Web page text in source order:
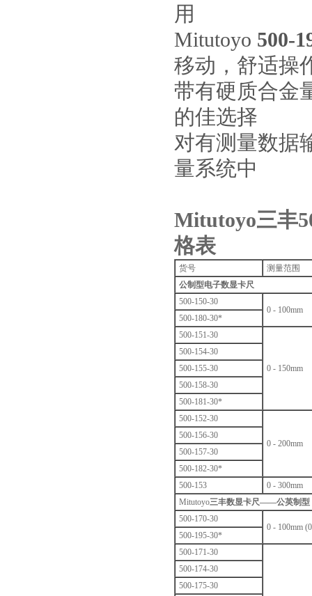
用
Mitutoyo 500-
移动，舒适操
带有硬质合金
的佳选择
对有测量数据
量系统中
Mitutoyo三丰
格表
货号
测量范围
公制型电子数显卡尺
500-150-30
0 - 100mm
500-180-30*
500-151-30
0 - 150mm
500-154-30
500-155-30
500-158-30
500-181-30*
500-152-30
0 - 200mm
500-156-30
500-157-30
500-182-30*
500-153
0 - 300mm
Mitutoyo三丰数显卡尺——公英制型
500-170-30
0 - 100mm
500-195-30*
500-171-30
500-174-30
500-175-30